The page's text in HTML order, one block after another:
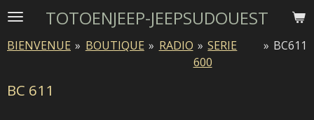
Passer
contenu
TOTOENJEEP-JEEPSUDOUEST
BIENVENUE » BOUTIQUE » RADIO » SERIE
600
» BC611
BC 611